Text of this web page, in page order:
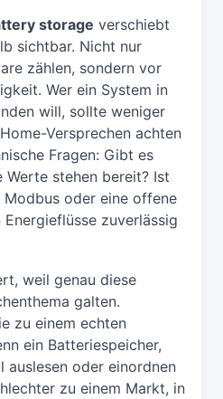
storage verschiebt
sichtbar. Nicht nur
zählen, sondern vor
Wer ein System in
will, sollte weniger
Versprechen achten
Fragen: Gibt es
Werte stehen bereit? Ist
oder eine offene
Energieflüsse zuverlässig
weil genau diese
galten.
zu einem echten
ein Batteriespeicher,
auslesen oder einordnen
zu einem Markt, in